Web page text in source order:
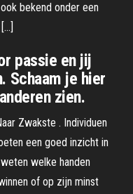
bekend onder een
passie en jij
Schaam je hier
zien.
Zwakste . Individuen
een goed inzicht in
welke handen
of op zijn minst